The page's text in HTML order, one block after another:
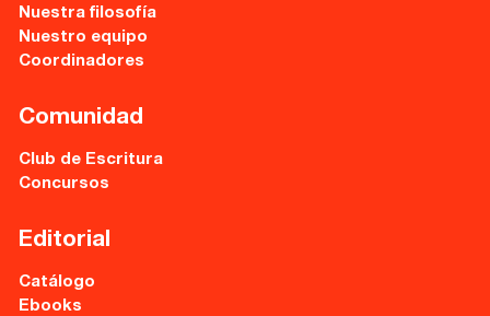
Nuestra filosofía
Nuestro equipo
Coordinadores
Comunidad
Club de Escritura
Concursos
Editorial
Catálogo
Ebooks